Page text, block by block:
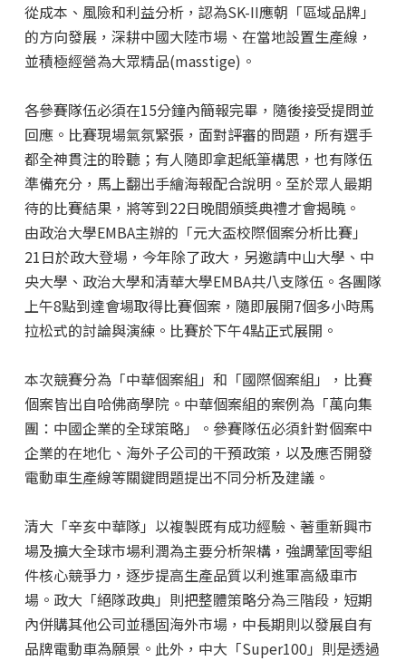
從成本、風險和利益分析，認為SK-II應朝「區域品牌」
的方向發展，深耕中國大陸市場、在當地設置生產線，
並積極經營為大眾精品(masstige)。
各參賽隊伍必須在15分鐘內簡報完畢，隨後接受提問並
回應。比賽現場氣氛緊張，面對評審的問題，所有選手
都全神貫注的聆聽；有人隨即拿起紙筆構思，也有隊伍
準備充分，馬上翻出手繪海報配合說明。至於眾人最期
待的比賽結果，將等到22日晚間頒獎典禮才會揭曉。
由政治大學EMBA主辦的「元大盃校際個案分析比賽」
21日於政大登場，今年除了政大，另邀請中山大學、中
央大學、政治大學和清華大學EMBA共八支隊伍。各團隊
上午8點到達會場取得比賽個案，隨即展開7個多小時馬
拉松式的討論與演練。比賽於下午4點正式展開。
本次競賽分為「中華個案組」和「國際個案組」，比賽
個案皆出自哈佛商學院。中華個案組的案例為「萬向集
團：中國企業的全球策略」。參賽隊伍必須針對個案中
企業的在地化、海外子公司的干預政策，以及應否開發
電動車生產線等關鍵問題提出不同分析及建議。
清大「辛亥中華隊」以複製既有成功經驗、著重新興市
場及擴大全球市場利潤為主要分析架構，強調鞏固零組
件核心競爭力，逐步提高生產品質以利進軍高級車市
場。政大「絕隊政典」則把整體策略分為三階段，短期
內併購其他公司並穩固海外市場，中長期則以發展自有
品牌電動車為願景。此外，中大「Super100」則是透過